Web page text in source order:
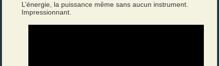
L’énergie, la puissance même sans aucun instrument.
Impressionnant.